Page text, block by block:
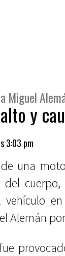
Miguel
y
3:03 pm
una
del
vehículo
Alemán